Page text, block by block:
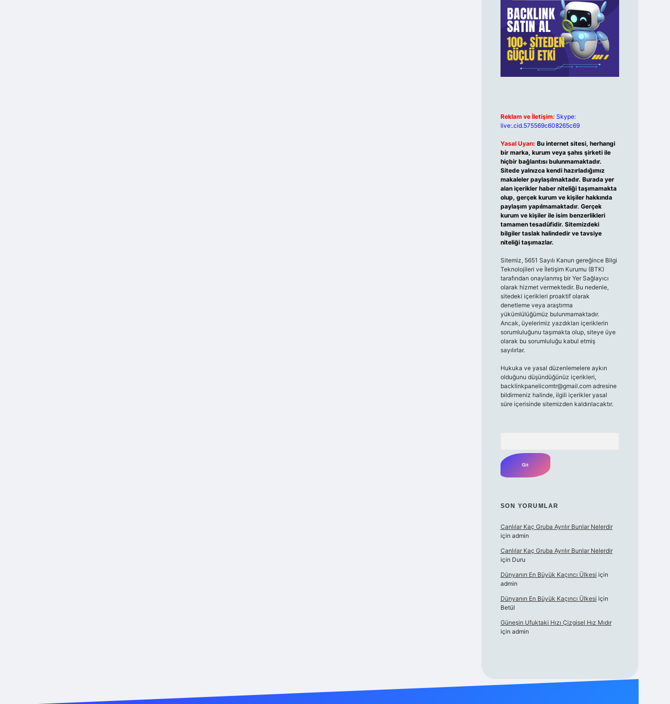
Reklam ve İletişim: Skype:
live:.cid.575569c608265c69
Yasal Uyarı: Bu internet sitesi, herhangi
bir marka, kurum veya şahıs şirketi ile
hiçbir bağlantısı bulunmamaktadır.
Sitede yalnızca kendi hazırladığımız
makaleler paylaşılmaktadır. Burada yer
alan içerikler haber niteliği taşımamakta
olup, gerçek kurum ve kişiler hakkında
paylaşım yapılmamaktadır. Gerçek
kurum ve kişiler ile isim benzerlikleri
tamamen tesadüfidir. Sitemizdeki
bilgiler taslak halindedir ve tavsiye
niteliği taşımazlar.
Sitemiz, 5651 Sayılı Kanun gereğince Bilgi
Teknolojileri ve İletişim Kurumu (BTK)
tarafından onaylanmış bir Yer Sağlayıcı
olarak hizmet vermektedir. Bu nedenle,
sitedeki içerikleri proaktif olarak
denetleme veya araştırma
yükümlülüğümüz bulunmamaktadır.
Ancak, üyelerimiz yazdıkları içeriklerin
sorumluluğunu taşımakta olup, siteye üye
olarak bu sorumluluğu kabul etmiş
sayılırlar.
Hukuka ve yasal düzenlemelere aykırı
olduğunu düşündüğünüz içerikleri,
backlinkpanelicomtr@gmail.comadresine
bildirmeniz halinde, ilgili içerikler yasal
süre içerisinde sitemizden kaldırılacaktır.
SON YORUMLAR
Canlılar Kaç Gruba Ayrılır Bunlar Nelerdir
için admin
Canlılar Kaç Gruba Ayrılır Bunlar Nelerdir
için Duru
Dünyanın En Büyük Kaçıncı Ülkesi için
admin
Dünyanın En Büyük Kaçıncı Ülkesi için
Betül
Güneşin Ufuktaki Hızı Çizgisel Hız Mıdır
için admin